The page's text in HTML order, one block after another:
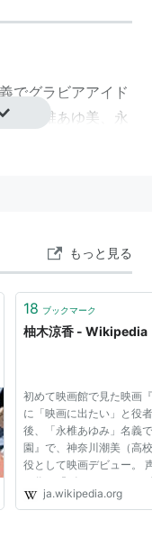
でグラビアアイド
、
永椎あゆ美
永
鳳）
）
留）
プリンセス Re
もっと見る
18 ブックマーク
柚木涼香 - Wikipedia
初めて映画館で見た映画
に「映画に出たい」と役
後、「永椎あゆみ」名義
園』で、神奈川潮美（高
役として映画デビュー。
ー作は『ビーストウォー
フォーマー』で、その後
ja.wikipedia.org